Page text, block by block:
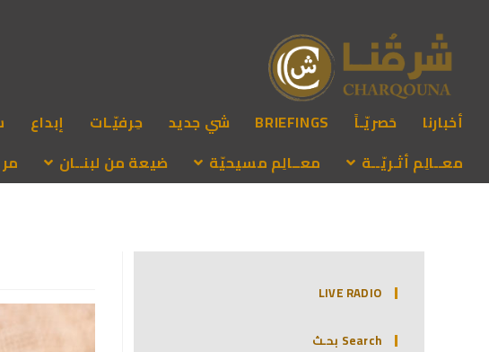
أخبارنا حَصريّـاً BRIEFINGS شي جديد حِرفيّـات إبداع
معــالِم أثـريّــة
معــالِم مسيحيّة ضيعة من لبنــان
LIVE RADIO
Search بحـث